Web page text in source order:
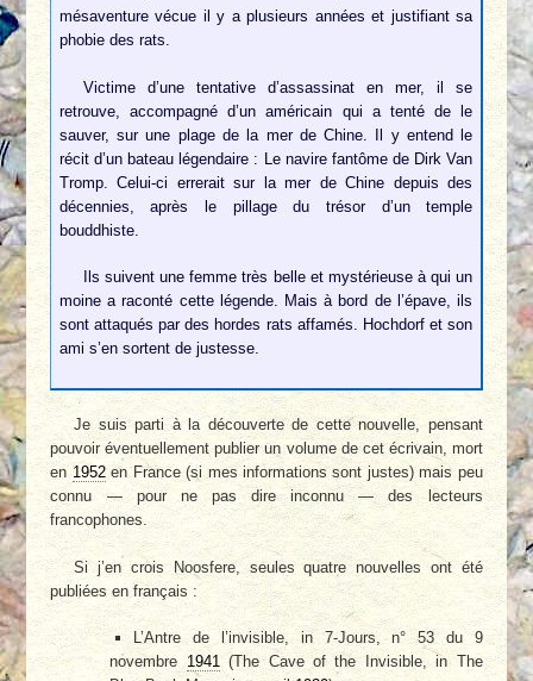
mésaventure vécue il y a plusieurs années et justifiant sa
phobie des rats.
Victime d’une tentative d’assassinat en mer, il se
retrouve, accompagné d’un américain qui a tenté de le
sauver, sur une plage de la mer de Chine. Il y entend le
récit d’un bateau légendaire : Le navire fantôme de Dirk Van
Tromp. Celui-ci errerait sur la mer de Chine depuis des
décennies, après le pillage du trésor d’un temple
bouddhiste.
Ils suivent une femme très belle et mystérieuse à qui un
moine a raconté cette légende. Mais à bord de l’épave, ils
sont attaqués par des hordes rats affamés. Hochdorf et son
ami s’en sortent de justesse.
Je suis parti à la découverte de cette nouvelle, pensant
pouvoir éventuellement publier un volume de cet écrivain, mort
en 1952en France (si mes informations sont justes) mais peu
connu — pour ne pas dire inconnu — des lecteurs
francophones.
Si j’en crois Noosfere, seules quatre nouvelles ont été
publiées en français :
L’Antre de l’invisible, in 7-Jours, n° 53 du 9
novembre 1941(The Cave of the Invisible, in The